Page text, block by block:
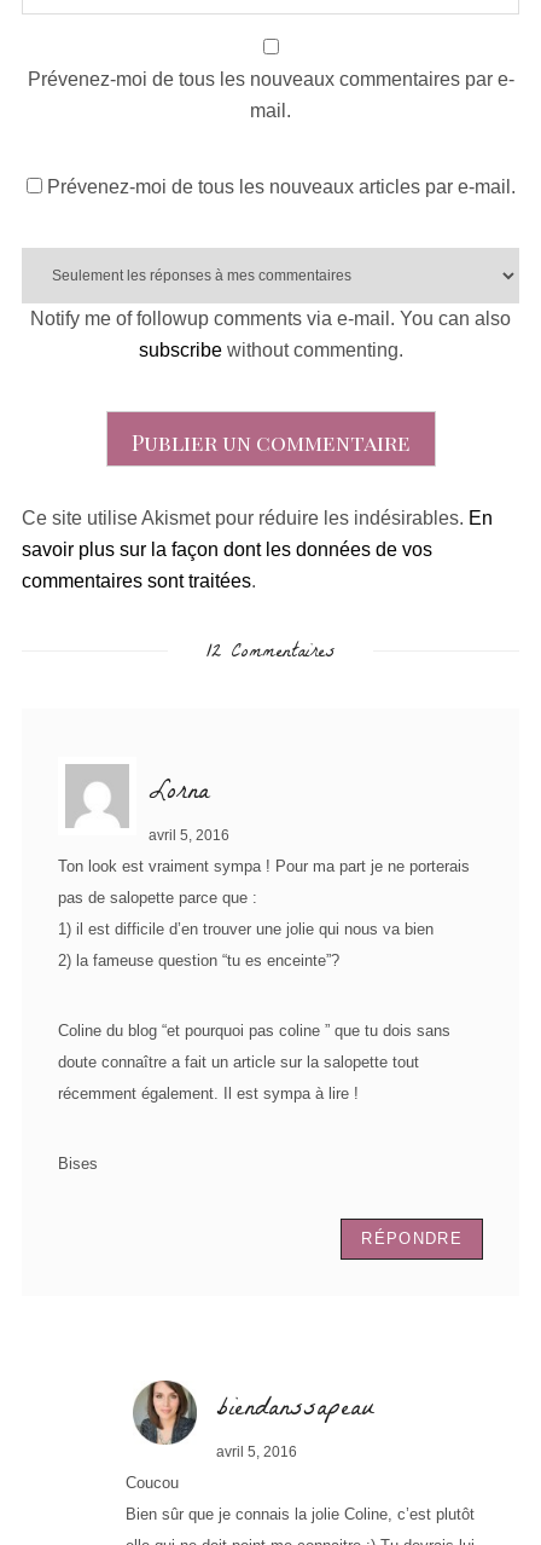
Prévenez-moi de tous les nouveaux commentaires par e-
mail.
Prévenez-moi de tous les nouveaux articles par e-mail.
Notify me of followup comments via e-mail. You can also
subscribewithout commenting.
Ce site utilise Akismet pour réduire les indésirables. En
savoir plus sur la façon dont les données de vos
commentaires sont traitées.
12 Commentaires
Lorna
avril 5, 2016
Ton look est vraiment sympa ! Pour ma part je ne porterais
pas de salopette parce que :
1) il est difficile d’en trouver une jolie qui nous va bien
2) la fameuse question “tu es enceinte”?
Coline du blog “et pourquoi pas coline ” que tu dois sans
doute connaître a fait un article sur la salopette tout
récemment également. Il est sympa à lire !
Bises
RÉPONDRE
biendanssapeau
avril 5, 2016
Coucou
Bien sûr que je connais la jolie Coline, c’est plutôt